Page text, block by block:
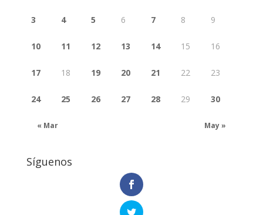
« Mar May »
3 4 5 6 7 8 9
10 11 12 13 14 15 16
17 18 19 20 21 22 23
24 25 26 27 28 29 30
Síguenos